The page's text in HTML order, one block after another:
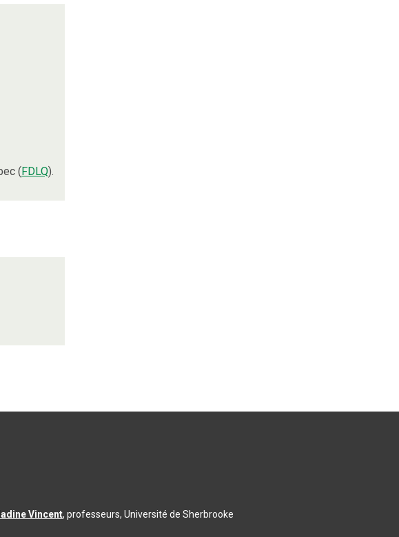
(FDLQ).
Vincent, professeurs, Université de Sherbrooke